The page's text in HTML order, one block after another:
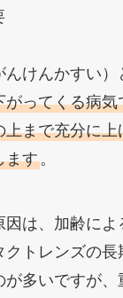
けんかすい）
がってくる病気
上まで充分に上
ます。
因は、加齢によ
クトレンズの長
が多いですが、